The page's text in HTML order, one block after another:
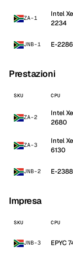
ZA-1
Intel
2234
JNB-1 E-
Prestazioni
SKU CPU
ZA-2
Intel
2680
ZA-3
Intel
6130
JNB-2 E-
Impresa
SKU CPU
JNB-3 EPYC